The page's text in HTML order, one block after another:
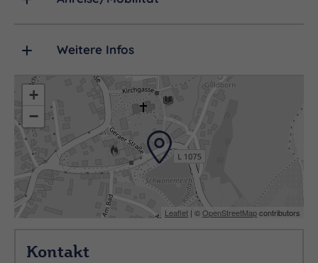
Weitere Infos
+
−
Leaflet | ©OpenStreetMapcontributors
Kontakt